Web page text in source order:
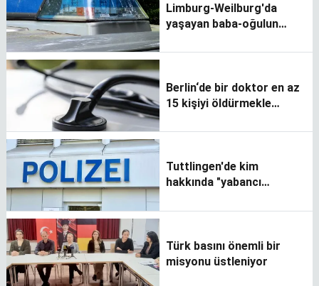
Limburg-Weilburg'da
yaşayan baba-oğulun
bulundu
Berlin‘de bir doktor en az
15 kişiyi öldürmekle
Tuttlingen'de kim
hakkında "yabancı
başlatıldı?
Türk basını önemli bir
misyonu üstleniyor